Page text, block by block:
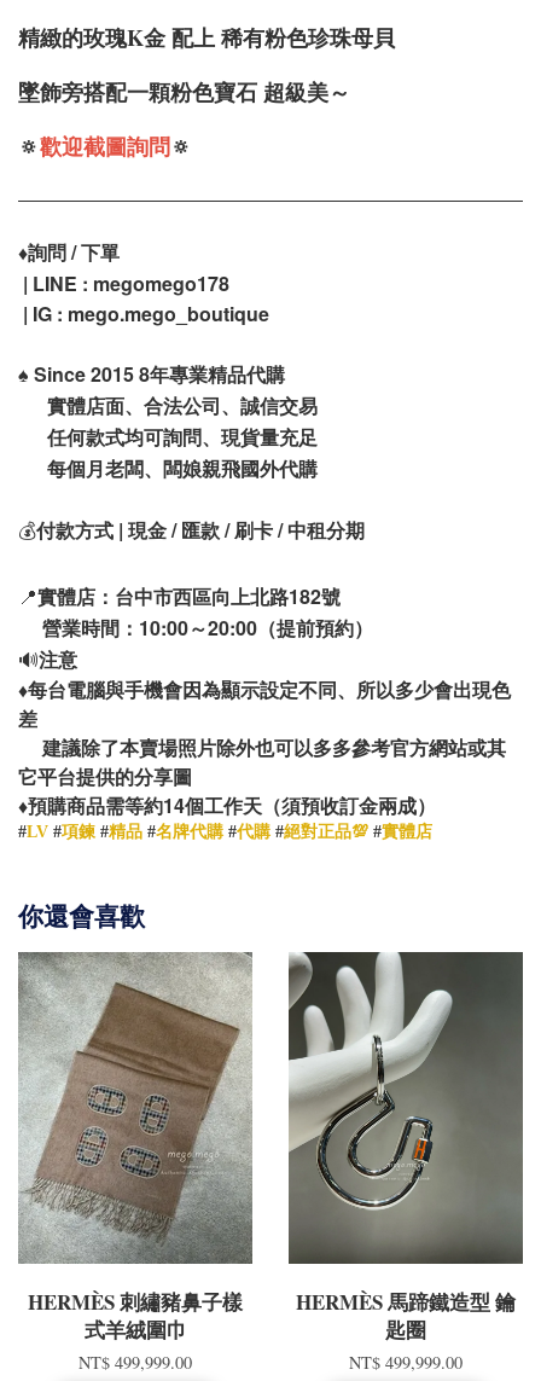
精緻的玫瑰K金 配上 稀有粉色珍珠母貝
墜飾旁搭配一顆粉色寶石 超級美～
🔅歡迎截圖詢問🔅
♦️詢問 / 下單
| LINE : megomego178
| IG : mego.mego_boutique
♠️ Since 2015 8年專業精品代購
實體店面、合法公司、誠信交易
任何款式均可詢問、現貨量充足
每個月老闆、闆娘親飛國外代購
💰付款方式 | 現金 / 匯款 / 刷卡 / 中租分期
📍實體店：台中市西區向上北路182號
營業時間：10:00～20:00（提前預約）
🔊注意
♦️每台電腦與手機會因為顯示設定不同、所以多少會出現色
差
建議除了本賣場照片除外也可以多多參考官方網站或其
它平台提供的分享圖
♦️預購商品需等約14個工作天（須預收訂金兩成）
#LV #項鍊 #精品 #名牌代購 #代購 #絕對正品💯 #實體店
你還會喜歡
HERMÈS 刺繡豬鼻子樣
式羊絨圍巾
NT$ 499,999.00
HERMÈS 馬蹄鐵造型 鑰
匙圈
NT$ 499,999.00